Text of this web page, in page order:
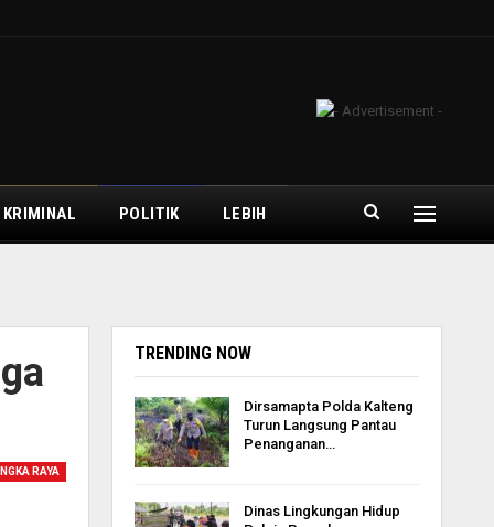
KRIMINAL POLITIK LEBIH
RAYA
TRENDING NOW
Dirsamapta Polda Kalteng
Turun Langsung Pantau
Penanganan…
Dinas Lingkungan Hidup